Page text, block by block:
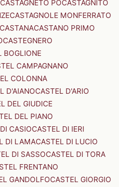
CASTAGNETO POCASTAGNITO
CASTAGNOLE MONFERRATO
CASTANACASTANO PRIMO
CASTEGNERO
BOGLIONE
CAMPAGNANO
COLONNA
D'AIANOCASTEL D'ARIO
DEL GIUDICE
DEL PIANO
CASIOCASTEL DI IERI
DI LAMACASTEL DI LUCIO
DI SASSOCASTEL DI TORA
FRENTANO
GANDOLFOCASTEL GIORGIO